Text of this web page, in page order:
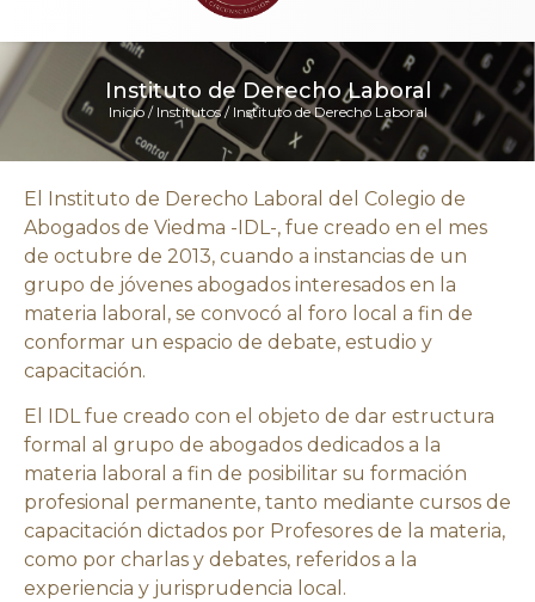
Instituto de Derecho Laboral
Inicio/ Institutos/ Instituto de Derecho Laboral
El Instituto de Derecho Laboral del Colegio de
Abogados de Viedma -IDL-, fue creado en el mes
de octubre de 2013, cuando a instancias de un
grupo de jóvenes abogados interesados en la
materia laboral, se convocó al foro local a fin de
conformar un espacio de debate, estudio y
capacitación.
El IDL fue creado con el objeto de dar estructura
formal al grupo de abogados dedicados a la
materia laboral a fin de posibilitar su formación
profesional permanente, tanto mediante cursos de
capacitación dictados por Profesores de la materia,
como por charlas y debates, referidos a la
experiencia y jurisprudencia local.